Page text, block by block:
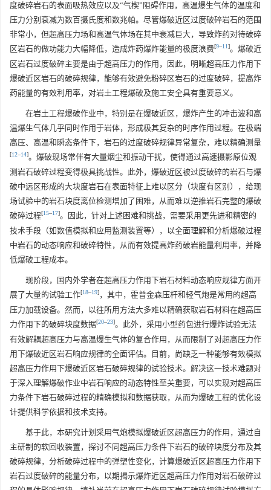
度破碎岩石的表面吸热效应以及“气楔”阻碍作用，高温爆生气体的温度和
压力分别衰减为数百摄氏度和数兆帕。尽管爆破近区过度破碎岩石的范围
非常小，但超高压力场和高温气体场在其中衰减巨大，导致炸药对待破碎
区岩石的做功能力大幅降低，造成炸药爆炸能量的极度浪费[9–11]。爆破近
区岩石过度破碎主要是由于超高压力的作用，因此，明晰超高压力作用下
爆破近区岩石的破碎规律，能够有效避免粉碎区岩石的过度破碎，提高炸
药能量的有效利用率，对岩土工程爆破及施工安全具有重要意义。
在岩土工程爆破作业中，特别是在爆破近区，爆炸产生的冲击波和高
温爆生气体几乎同时作用于岩体，形成极其复杂的时序作用过程。在极端
高压、高温和瞬态条件下，岩石的过度破碎规律异常复杂，难以精确测量
[12–14]。爆破现场常伴有大量烟尘和振动干扰，使得通过高速摄影原位观
测岩石破碎过程变得极具挑战性。此外，爆破近区被过度破碎的岩石与爆
破中远区形成的大块度岩石在表面特征上难以区分（块度有区别），给现
场试验中的岩石块度离位检测增加了困难，从而难以逆推岩石完整的爆破
破碎过程[15–17]。因此，针对上述困难和挑战，需要采用更先进和精密的
技术手段（如数值模拟和应用监测装置等），以全面理解和分析爆破过程
中岩石的动态响应和破碎特性，从而有效提高炸药破岩能量利用率，并降
低爆破工程成本。
现阶段，国内外学者在超高压力作用下岩石材料动态响应规律方面开
展了大量的试验工作[18–19]，其中，霍普金森压杆和轻气炮是常用的超高
压力加载设备。然而，以往所用方法大多难以精确获取岩石材料在超高压
力作用下的破碎块度数据[20–23]。此外，采用小型药包进行爆炸试验无法
有效解耦超高压力与高温爆生气体的复合作用，从而限制了对超高压力作
用下爆破近区岩石响应规律的全面评估。目前，尚缺乏一种能够有效模拟
超高压力作用下爆破近区岩石破碎规律的试验技术。解决这一技术难题对
于深入理解爆破作业中岩石响应的动态特性至关重要，可以实现对超高压
力条件下岩石破碎过程的精确模拟和数据获取，从而为爆破工程的优化设
计提供科学依据和技术支持。
基于此，本研究计划采用气炮模拟爆破近区超高压力的作用，通过自
主研制的软回收装置，探讨不同超高压力条件下岩石的破碎块度分布及其
破碎规律，分析破碎过程中的弹塑性变化，计算爆破近区超高压力作用下
岩石过度破碎的能量分布，以期揭示爆炸近区超高压力作用对岩石破碎过